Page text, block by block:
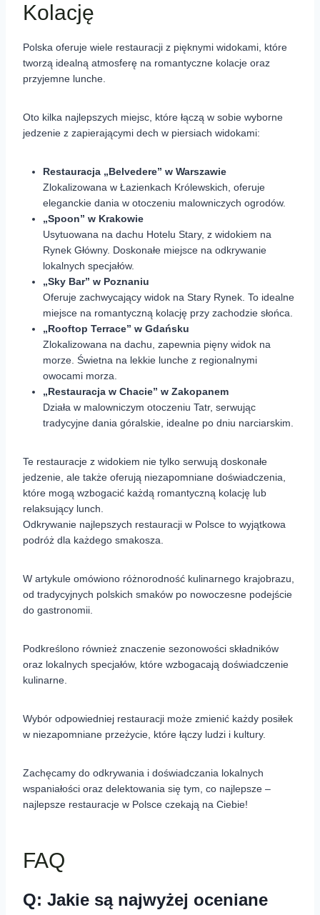
Kolację
Polska oferuje wiele restauracji z pięknymi widokami, które
tworzą idealną atmosferę na romantyczne kolacje oraz
przyjemne lunche.
Oto kilka najlepszych miejsc, które łączą w sobie wyborne
jedzenie z zapierającymi dech w piersiach widokami:
Restauracja „Belvedere” w Warszawie
Zlokalizowana w Łazienkach Królewskich, oferuje
eleganckie dania w otoczeniu malowniczych ogrodów.
„Spoon” w Krakowie
Usytuowana na dachu Hotelu Stary, z widokiem na
Rynek Główny. Doskonałe miejsce na odkrywanie
lokalnych specjałów.
„Sky Bar” w Poznaniu
Oferuje zachwycający widok na Stary Rynek. To idealne
miejsce na romantyczną kolację przy zachodzie słońca.
„Rooftop Terrace” w Gdańsku
Zlokalizowana na dachu, zapewnia pięny widok na
morze. Świetna na lekkie lunche z regionalnymi
owocami morza.
„Restauracja w Chacie” w Zakopanem
Działa w malowniczym otoczeniu Tatr, serwując
tradycyjne dania góralskie, idealne po dniu narciarskim.
Te restauracje z widokiem nie tylko serwują doskonałe
jedzenie, ale także oferują niezapomniane doświadczenia,
które mogą wzbogacić każdą romantyczną kolację lub
relaksujący lunch.
Odkrywanie najlepszych restauracji w Polsce to wyjątkowa
podróż dla każdego smakosza.
W artykule omówiono różnorodność kulinarnego krajobrazu,
od tradycyjnych polskich smaków po nowoczesne podejście
do gastronomii.
Podkreślono również znaczenie sezonowości składników
oraz lokalnych specjałów, które wzbogacają doświadczenie
kulinarne.
Wybór odpowiedniej restauracji może zmienić każdy posiłek
w niezapomniane przeżycie, które łączy ludzi i kultury.
Zachęcamy do odkrywania i doświadczania lokalnych
wspaniałości oraz delektowania się tym, co najlepsze –
najlepsze restauracje w Polsce czekają na Ciebie!
FAQ
Q: Jakie są najwyżej oceniane